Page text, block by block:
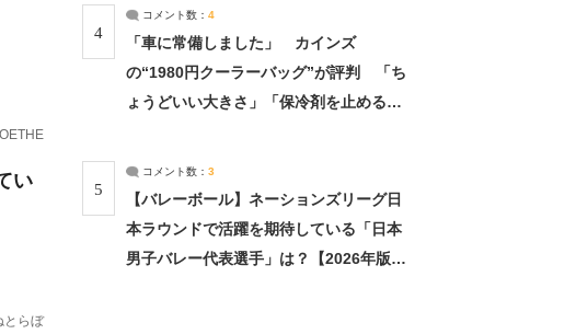
い
とらぼ
4
コメント数： 4
「車に常備しました」 カインズ
の“1980円クーラーバッグ”が評判 「ち
ょうどいい大きさ」「保冷剤を止めるベ
5
コメント数： 3
【バレーボール】ネーションズリーグ日
本ラウンドで活躍を期待している「日本
男子バレー代表選手」は？【2026年版・